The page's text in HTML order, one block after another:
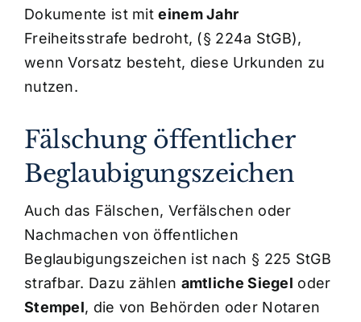
Dokumente ist miteinem Jahr
Freiheitsstrafe bedroht, (§ 224a StGB),
wenn Vorsatz besteht, diese Urkunden zu
nutzen.
Fälschung öffentlicher
Beglaubigungszeichen
Auch das Fälschen, Verfälschen oder
Nachmachen von öffentlichen
Beglaubigungszeichen ist nach § 225 StGB
strafbar. Dazu zählen amtliche Siegel oder
Stempel, die von Behörden oder Notaren